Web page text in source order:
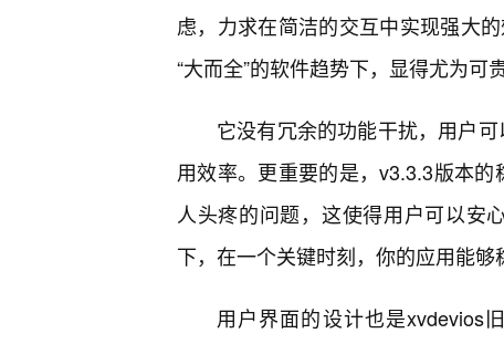
虑，力求在简洁的交互中实现强大
“大而全”的软件趋势下，显得尤为可贵
它没有冗余的功能干扰，用户
用效率。更重要的是，v3.3.3版本
人头疼的问题，这使得用户可以安
下，在一个关键时刻，你的应用能够
用户界面的设计也是xvdevios